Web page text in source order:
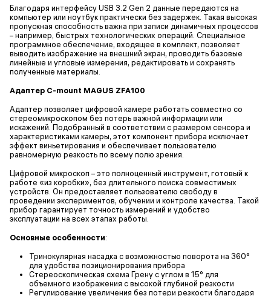
Благодаря интерфейсу USB 3.2 Gen 2 данные передаются на
компьютер или ноутбук практически без задержек. Такая высокая
пропускная способность важна при записи динамичных процессов
– например, быстрых технологических операций. Специальное
программное обеспечение, входящее в комплект, позволяет
выводить изображение на внешний экран, проводить базовые
линейные и угловые измерения, редактировать и сохранять
полученные материалы.
Адаптер C-mount MAGUS ZFA100
Адаптер позволяет цифровой камере работать совместно со
стереомикроскопом без потерь важной информации или
искажений. Подобранный в соответствии с размером сенсора и
характеристиками камеры, этот компонент прибора исключает
эффект виньетирования и обеспечивает пользователю
равномерную резкость по всему полю зрения.
Цифровой микроскоп – это полноценный инструмент, готовый к
работе «из коробки», без длительного поиска совместимых
устройств. Он предоставляет пользователю свободу в
проведении экспериментов, обучении и контроле качества. Такой
прибор гарантирует точность измерений и удобство
эксплуатации на всех этапах работы.
Основные особенности:
Тринокулярная насадка с возможностью поворота на 360°
для удобства позиционирования прибора
Стереоскопическая схема Грену с углом в 15° для
объемного изображения с высокой глубиной резкости
Регулирование увеличения без потери резкости благодаря